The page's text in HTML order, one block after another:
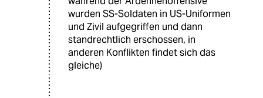
wurden SS-Soldaten in US-Uniformen
und Zivil aufgegriffen und dann
standrechtlich erschossen, in
anderen Konflikten findet sich das
gleiche)